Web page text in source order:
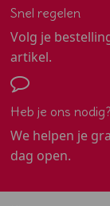
Snel regelen
Volg je
artikel.
Heb je ons nodig?
We helpen je
dag open.